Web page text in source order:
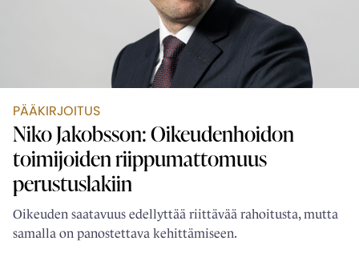
PÄÄKIRJOITUS
Niko Jakobsson: Oikeudenhoidon
toimijoiden ­riippumattomuus
perustuslakiin
Oikeuden saatavuus edellyttää riittävää rahoitusta, mutta
samalla on panostettava kehittämiseen.